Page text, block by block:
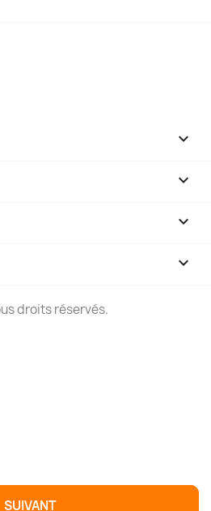
AU PANIER
SUIVANT



keyboard_arrow_down
droits réservés.